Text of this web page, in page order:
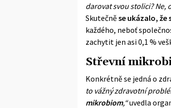
darovat svou stolici? Ne,
Skutečněse ukázalo, že
každého, neboť
zachytit jen asi 0,1 %
Střevní
Konkrétně se jedná o
to vážný zdravotní
mikrobiom,“uvedla